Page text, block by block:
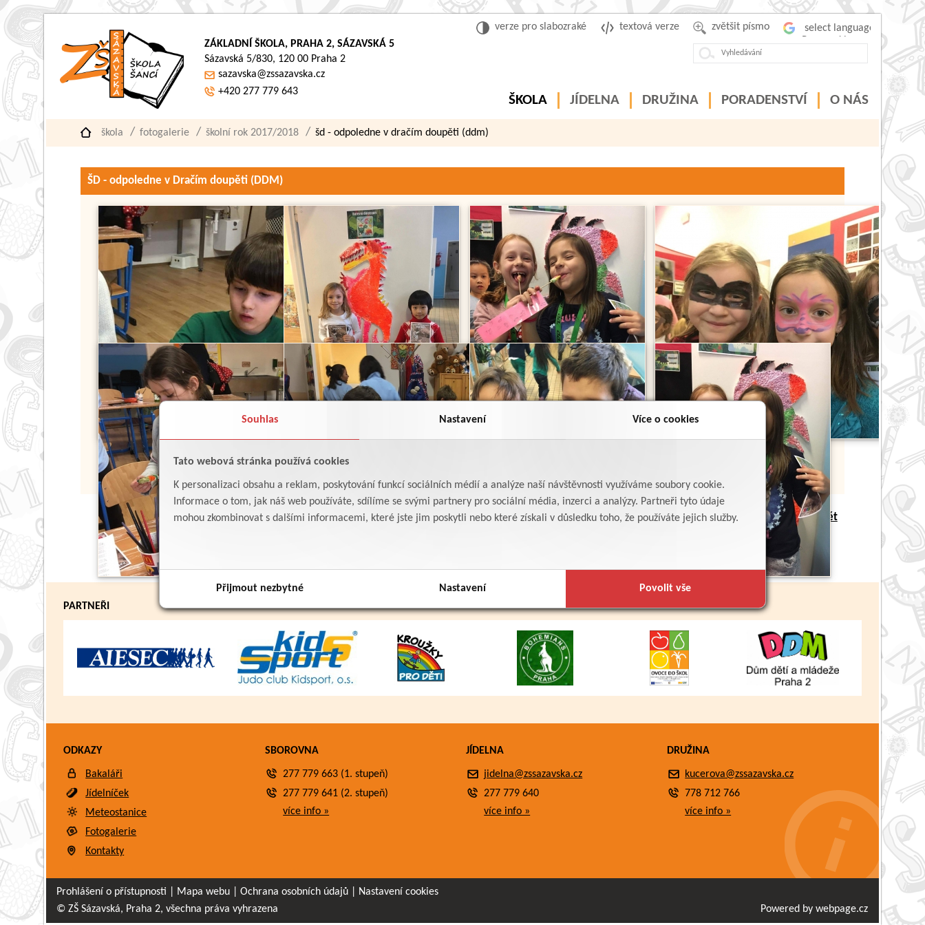
Souhlas Nastavení Více o cookies
Tato webová stránka používá cookies
K personalizaci obsahu a reklam, poskytování funkcí sociálních médií a analýze naší návštěvnosti využíváme soubory cookie.
Informace o tom, jak náš web používáte, sdílíme se svými partnery pro sociální média, inzerci a analýzy. Partneři tyto údaje
mohou zkombinovat s dalšími informacemi, které jste jim poskytli nebo které získali v důsledku toho, že používáte jejich služby.
Přijmout nezbytné Nastavení Povolit vše
zvětšit písmo
textová verze
verze pro slabozraké
ZÁKLADNÍ ŠKOLA, PRAHA 2, SÁZAVSKÁ 5
Sázavská 5/830, 120 00 Praha 2
sazavska@zssazavska.cz
+420 277 779 643
ŠKOLA JÍDELNA DRUŽINA PORADENSTVÍ O NÁS
škola fotogalerie školní rok 2017/2018 šd - odpoledne v dračím doupěti (ddm)
ŠD - odpoledne v Dračím doupěti (DDM)
Zpět
PARTNEŘI
ODKAZY
Bakaláři
Jídelníček
Meteostanice
Fotogalerie
Kontakty
SBOROVNA
277 779 663 (1. stupeň)
277 779 641 (2. stupeň)
více info »
JÍDELNA
jidelna@zssazavska.cz
277 779 640
více info »
DRUŽINA
kucerova@zssazavska.cz
778 712 766
více info »
Prohlášení o přístupnosti Mapa webu |Ochrana osobních údajů
Nastavení cookies
© ZŠ Sázavská, Praha 2, všechna práva vyhrazena
Powered by webpage.cz